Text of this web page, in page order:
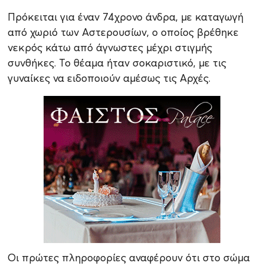
Πρόκειται για έναν 74χρονο άνδρα, με καταγωγή
από χωριό των Αστερουσίων, ο οποίος βρέθηκε
νεκρός κάτω από άγνωστες μέχρι στιγμής
συνθήκες. Το θέαμα ήταν σοκαριστικό, με τις
γυναίκες να ειδοποιούν αμέσως τις Αρχές.
Οι πρώτες πληροφορίες αναφέρουν ότι στο σώμα